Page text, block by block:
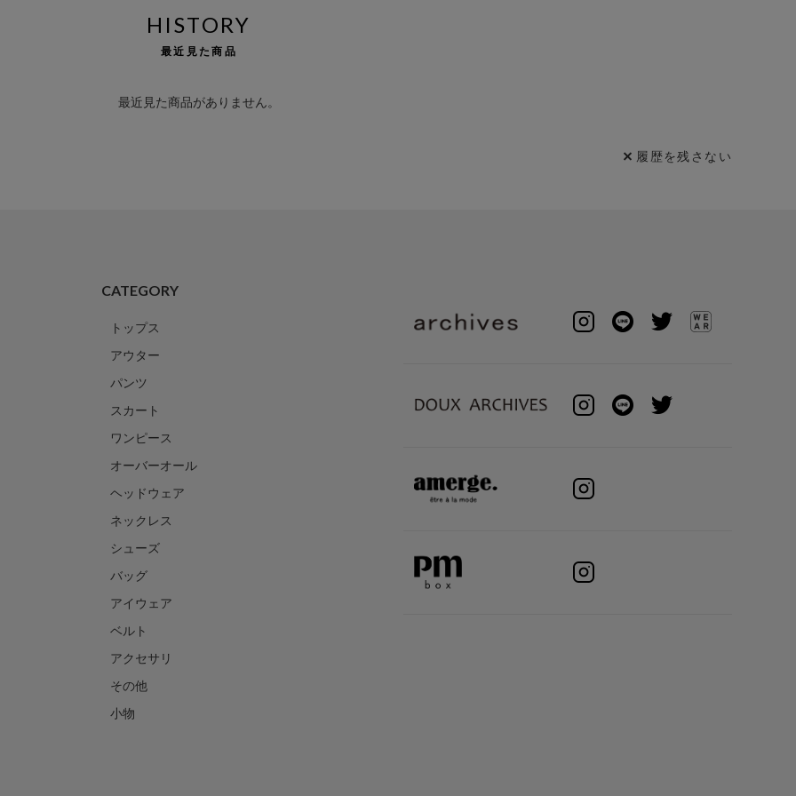
HISTORY
最近見た商品
最近見た商品がありません。
履歴を残さない
CATEGORY
トップス
アウター
パンツ
スカート
ワンピース
オーバーオール
ヘッドウェア
ネックレス
シューズ
バッグ
アイウェア
ベルト
アクセサリ
その他
小物